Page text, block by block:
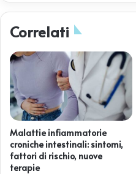
Correlati
Malattie infiammatorie
croniche intestinali: sintomi,
fattori di rischio, nuove
terapie